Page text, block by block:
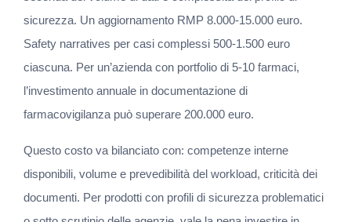
sicurezza. Un aggiornamento RMP 8.000-15.000 euro.
Safety narratives per casi complessi 500-1.500 euro
ciascuna. Per un’azienda con portfolio di 5-10 farmaci,
l’investimento annuale in documentazione di
farmacovigilanza può superare 200.000 euro.
Questo costo va bilanciato con: competenze interne
disponibili, volume e prevedibilità del workload, criticità dei
documenti. Per prodotti con profili di sicurezza problematici